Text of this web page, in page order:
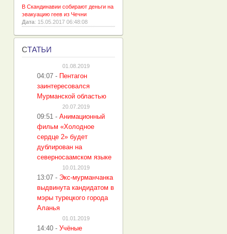
В Скандинавии собирают деньги на
эвакуацию геев из Чечни
Дата: 15.05.2017 06:48:08
СТАТЬИ
01.08.2019
04:07 - Пентагон
заинтересовался
Мурманской областью
20.07.2019
09:51 - Анимационный
фильм «Холодное
сердце 2» будет
дублирован на
северносаамском языке
10.01.2019
13:07 - Экс-мурманчанка
выдвинута кандидатом в
мэры турецкого города
Аланья
01.01.2019
14:40 - Учёные